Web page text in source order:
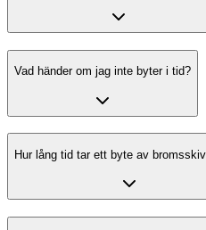
Vad händer om jag inte byter i tid?
Hur lång tid tar ett byte av